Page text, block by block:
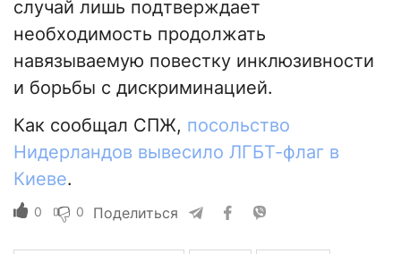
случай лишь подтверждает
необходимость продолжать
навязываемую повестку инклюзивности
и борьбы с дискриминацией.
Как сообщал СПЖ, посольство
Нидерландов вывесило ЛГБТ-флаг в
Киеве.
0 0 Поделиться